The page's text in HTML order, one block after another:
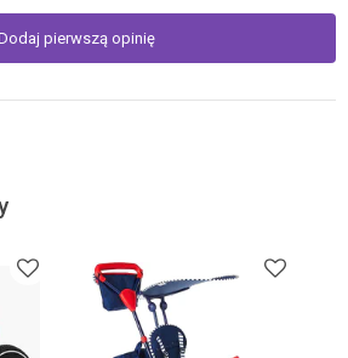
pierwszą opinię